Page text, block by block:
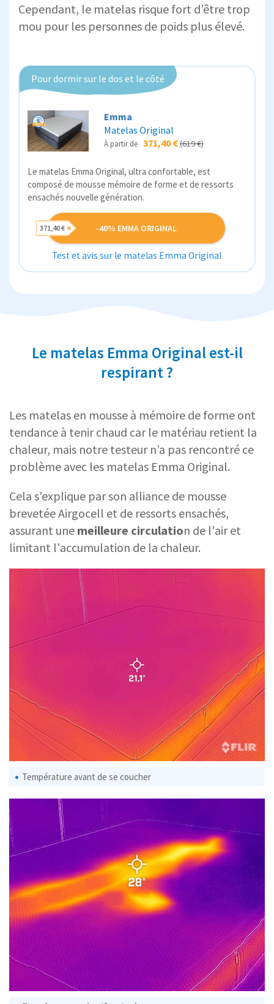
Cependant, le matelas risque fort d’être trop
mou pour les personnes de poids plus élevé.
Pour dormir sur le dos et le côté
Emma
Matelas Original
À partir de 371,40 €(619 €)
Le matelas Emma Original, ultra confortable, est
composé de mousse mémoire de forme et de ressorts
ensachés nouvelle génération.
-40% EMMA ORIGINAL
371,40 €
Test et avis sur le matelas Emma Original
Le matelas Emma Original est-il
respirant ?
Les matelas en mousse à mémoire de forme ont
tendance à tenir chaud car le matériau retient la
chaleur, mais notre testeur n’a pas rencontré ce
problème avec les matelas Emma Original.
Cela s'explique par son alliance de mousse
brevetée Airgocell et de ressorts ensachés,
assurant une meilleure circulation de l'air et
limitant l'accumulation de la chaleur.
Température avant de se coucher